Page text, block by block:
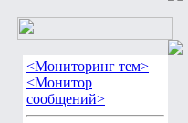
<Мониторинг тем>
<Монитор
сообщений>